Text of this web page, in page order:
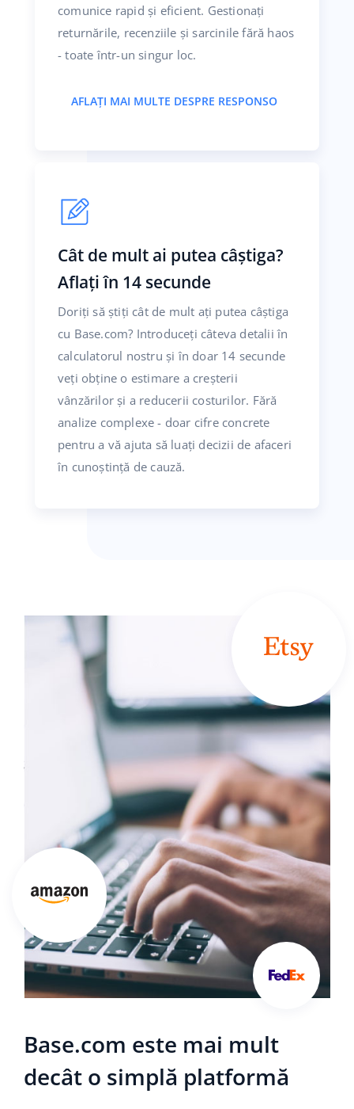
comunice rapid și eficient. Gestionați
returnările, recenziile și sarcinile fără haos
- toate într-un singur loc.
AFLAȚI MAI MULTE DESPRE RESPONSO
Cât de mult ai putea câștiga?
Aflați în 14 secunde
Doriți să știți cât de mult ați putea câștiga
cu Base.com? Introduceți câteva detalii în
calculatorul nostru și în doar 14 secunde
veți obține o estimare a creșterii
vânzărilor și a reducerii costurilor. Fără
analize complexe - doar cifre concrete
pentru a vă ajuta să luați decizii de afaceri
în cunoștință de cauză.
Base.com este mai mult
decât o simplă platformă